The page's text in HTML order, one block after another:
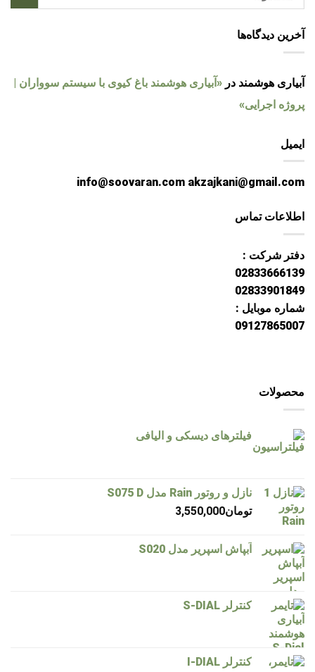
آخرین دیدگاه‌ها
آبیاری هوشمند در «آبیاری هوشمند باغ کیوی با سیستم سوواران |
پروژه اجرایی»
ایمیل
info@soovaran.com akzajkani@gmail.com
اطلاعات تماس
دفتر شرکت :
02833666139
02833901849
شماره موبایل :
09127865007
محصولات
فیلترهای دیسکی و الیافی
نازل و روتور Rain مدل S075 D
تومان3,550,000
آبپاش اسپریر مدل S020
کنترلر S-DIAL
کنترلر I-DIAL